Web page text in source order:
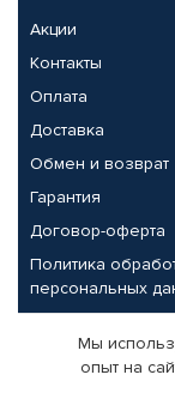
Акции
Контакты
Оплата
Доставка
Обмен и возврат
Гарантия
Договор-оферта
Политика
персональных
Партнерам
Корпоративным
Мы
опыт на